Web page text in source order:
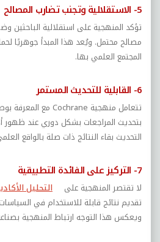
5- الاستقلالية وتجنب تضارب المصالح
تؤكد المنهجية على استقلالية الباحثين
مصالح محتمل. ويُعد هذا المبدأ جوهريًا
المجتمع العلمي بها.
6- القابلية للتحديث المستمر
تتعامل منهجية Cochrane مع المعرفة
بتحديث المراجعات بشكل دوري عند ظهور
التحديث بقاء النتائج ذات صلة بالواقع
7- التركيز على الفائدة التطبيقية
لا تقتصر المنهجية على التحليل
تقديم نتائج قابلة للاستخدام في
ويعكس هذا التوجه ارتباط المنهجية